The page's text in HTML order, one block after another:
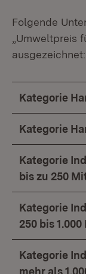
Folgende
„Umweltpreis
ausgezeichnet:
Kategorie
Kategorie
Kategorie
bis zu 250
Kategorie
250 bis
Kategorie
mehr als